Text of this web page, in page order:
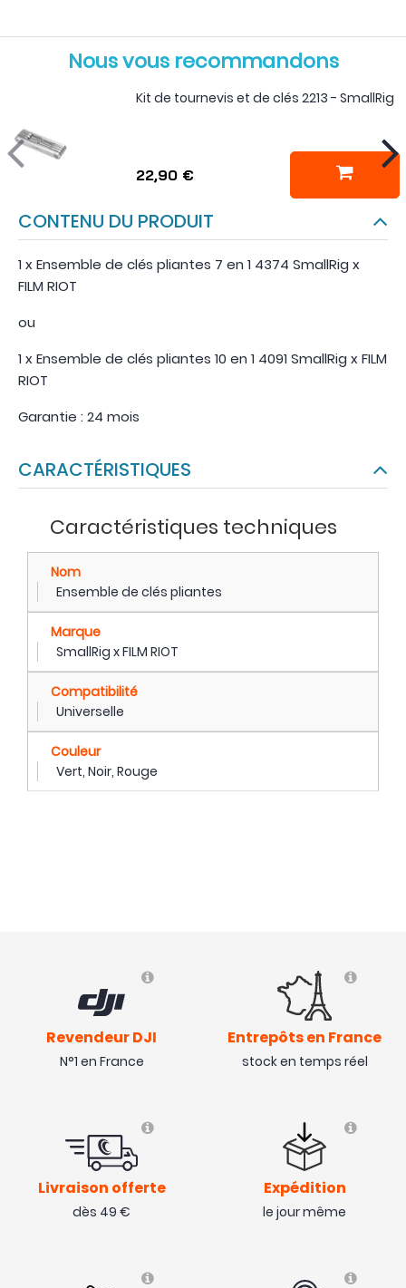
Nous vous recommandons
Kit de tournevis et de clés 2213 - SmallRig
22,90 €
CONTENU DU PRODUIT
1 x Ensemble de clés pliantes 7 en 1 4374 SmallRig x
FILM RIOT
ou
1 x Ensemble de clés pliantes 10 en 1 4091 SmallRig x FILM
RIOT
Garantie : 24 mois
CARACTÉRISTIQUES
Caractéristiques techniques
Nom
Ensemble de clés pliantes
Marque
SmallRig x FILM RIOT
Compatibilité
Universelle
Couleur
Vert, Noir, Rouge
Revendeur DJI
N°1 en France
Entrepôts en France
stock en temps réel
Livraison offerte
dès 49 €
Expédition
le jour même